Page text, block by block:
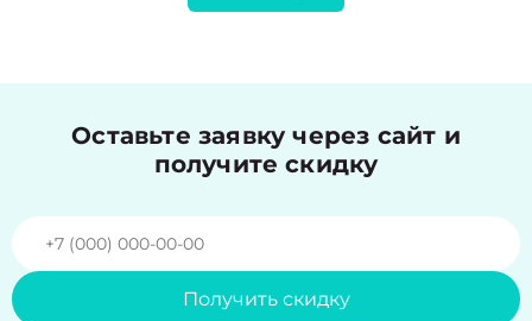
Оставьте заявку через сайт и
получите скидку
Получить скидку